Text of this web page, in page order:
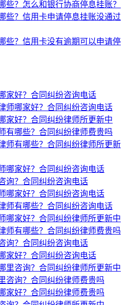
些？怎么和银行协商停息挂账？
些？信用卡申请停息挂账没通过
些？信用卡没有逾期可以申请停
家好？合同纠纷咨询电话
师哪家好？合同纠纷咨询电话
家好？合同纠纷律师所更新中
有哪些？合同纠纷律师费贵吗
师有哪些？合同纠纷律师所更新
哪家好？合同纠纷咨询电话
询？合同纠纷咨询电话
哪家好？合同纠纷咨询电话
师有哪些？合同纠纷咨询电话
哪家好？合同纠纷律师所更新中
师有哪些？合同纠纷律师费贵吗
询？合同纠纷咨询电话
家好？合同纠纷咨询电话
里咨询？合同纠纷律师所更新中
咨询？合同纠纷律师费贵吗
家好？合同纠纷律师费贵吗